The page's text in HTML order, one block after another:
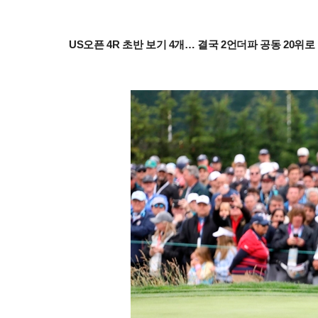
US오픈 4R 초반 보기 4개… 결국 2언더파 공동 20위로